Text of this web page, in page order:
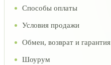
Способы оплаты
Условия продажи
Обмен, возврат и гарантия
Шоурум